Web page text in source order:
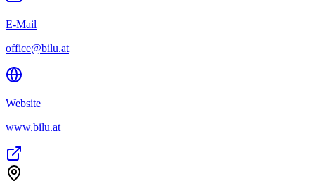
E-Mail
office@bilu.at
Website
www.bilu.at